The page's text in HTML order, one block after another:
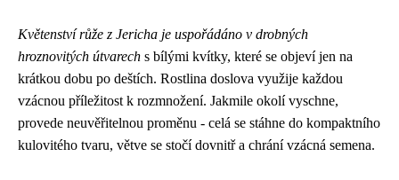
Květenství růže z Jericha je uspořádáno v drobných
hroznovitých útvarech s bílými kvítky, které se objeví jen na
krátkou dobu po deštích. Rostlina doslova využije každou
vzácnou příležitost k rozmnožení. Jakmile okolí vyschne,
provede neuvěřitelnou proměnu - celá se stáhne do kompaktního
kulovitého tvaru, větve se stočí dovnitř a chrání vzácná semena.